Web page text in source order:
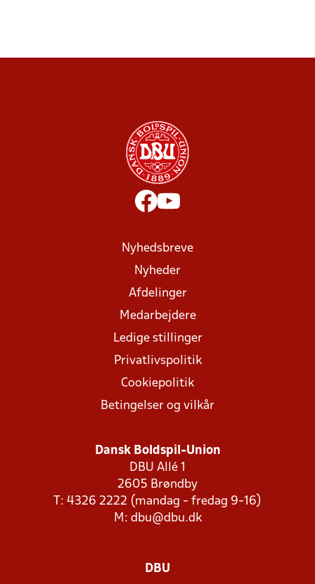
Nyhedsbreve
Nyheder
Afdelinger
Medarbejdere
Ledige stillinger
Privatlivspolitik
Cookiepolitik
Betingelser og vilkår
Dansk Boldspil-Union
DBU Allé 1
2605 Brøndby
T: 4326 2222 (mandag - fredag 9-16)
M: dbu@dbu.dk
DBU